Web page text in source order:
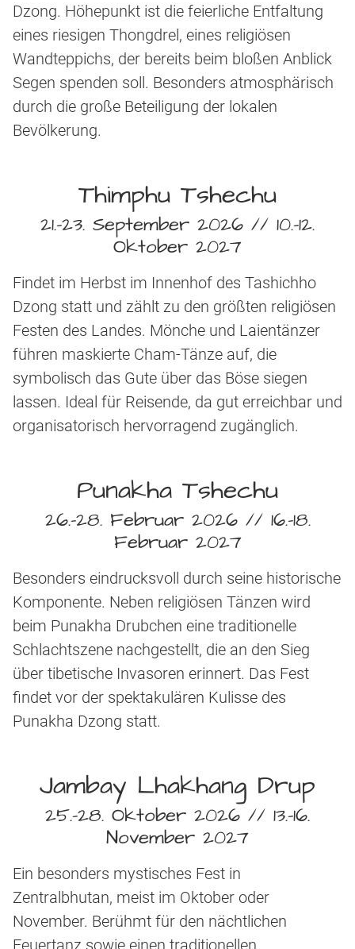
Dzong. Höhepunkt ist die feierliche Entfaltung
eines riesigen Thongdrel, eines religiösen
Wandteppichs, der bereits beim bloßen Anblick
Segen spenden soll. Besonders atmosphärisch
durch die große Beteiligung der lokalen
Bevölkerung.
Thimphu Tshechu
21.-23. September 2026 // 10.-12.
Oktober 2027
Findet im Herbst im Innenhof des Tashichho
Dzong statt und zählt zu den größten religiösen
Festen des Landes. Mönche und Laientänzer
führen maskierte Cham-Tänze auf, die
symbolisch das Gute über das Böse siegen
lassen. Ideal für Reisende, da gut erreichbar und
organisatorisch hervorragend zugänglich.
Punakha Tshechu
26.-28. Februar 2026 // 16.-18.
Februar 2027
Besonders eindrucksvoll durch seine historische
Komponente. Neben religiösen Tänzen wird
beim Punakha Drubchen eine traditionelle
Schlachtszene nachgestellt, die an den Sieg
über tibetische Invasoren erinnert. Das Fest
findet vor der spektakulären Kulisse des
Punakha Dzong statt.
Jambay Lhakhang Drup
25.-28. Oktober 2026 // 13.-16.
November 2027
Ein besonders mystisches Fest in
Zentralbhutan, meist im Oktober oder
November. Berühmt für den nächtlichen
Feuertanz sowie einen traditionellen